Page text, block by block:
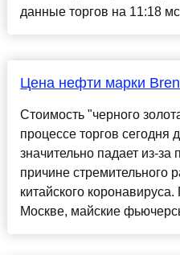
данные торгов на 11:18
Цена нефти марки
Стоимость "черного
процессе торгов сегодня
значительно падает из-за
причине стремительного
китайского
Москве, майские